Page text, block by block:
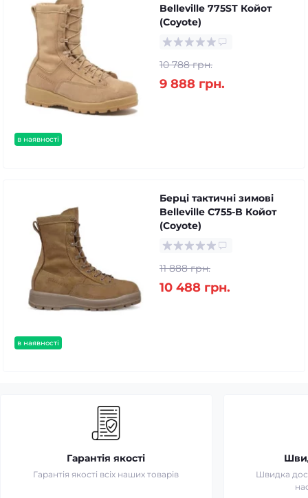
в наявності
Belleville 775ST Койот
(Coyote)
10 788 грн.
9 888 грн.
в наявності
Берці тактичні зимові
Belleville C755-B Койот
(Coyote)
11 888 грн.
10 488 грн.
Гарантія якості
Гарантія якості всіх наших товарів
Швидка